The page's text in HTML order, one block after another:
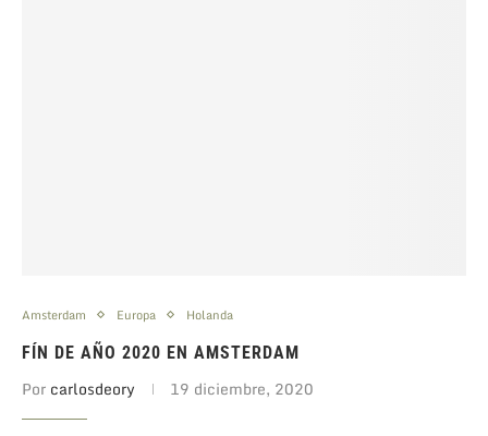
Amsterdam Europa Holanda
FÍN DE AÑO 2020 EN AMSTERDAM
Por carlosdeory 19 diciembre, 2020